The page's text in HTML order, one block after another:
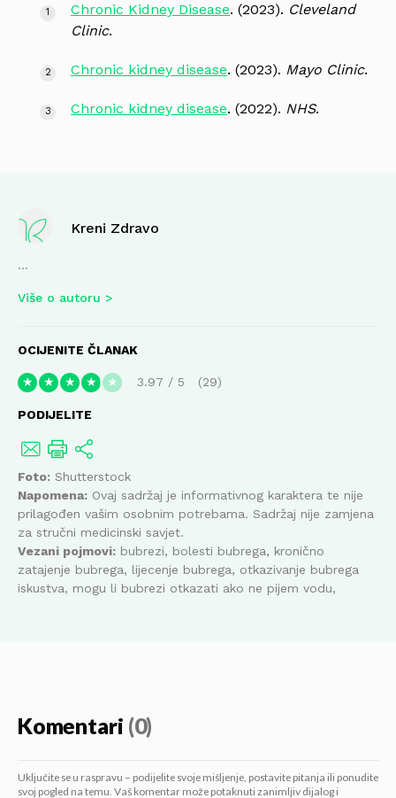
Chronic Kidney Disease. (2023). Cleveland
Clinic.
Chronic kidney disease. (2023). Mayo Clinic.
Chronic kidney disease. (2022). NHS.
Kreni Zdravo
...
Više o autoru
OCIJENITE ČLANAK
★ ★ ★ ★ ★ 3.97 / 5 29
PODIJELITE
Foto: Shutterstock
Napomena: Ovaj sadržaj je informativnog karaktera te nije
prilagođen vašim osobnim potrebama. Sadržaj nije zamjena
za stručni medicinski savjet.
Vezani pojmovi: bubrezi, bolesti bubrega, kronično
zatajenje bubrega, lijecenje bubrega, otkazivanje bubrega
iskustva, mogu li bubrezi otkazati ako ne pijem vodu,
Komentari (0)
Uključite se u raspravu – podijelite svoje mišljenje, postavite pitanja ili ponudite
svoj pogled na temu. Vaš komentar može potaknuti zanimljiv dijalog i